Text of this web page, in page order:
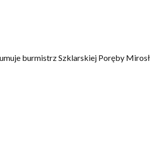
burmistrz Szklarskiej Poręby